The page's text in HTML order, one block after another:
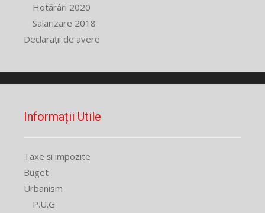
Hotărâri 2020
Salarizare 2018
Declarații de avere
Informații Utile
Taxe și impozite
Buget
Urbanism
P.U.G